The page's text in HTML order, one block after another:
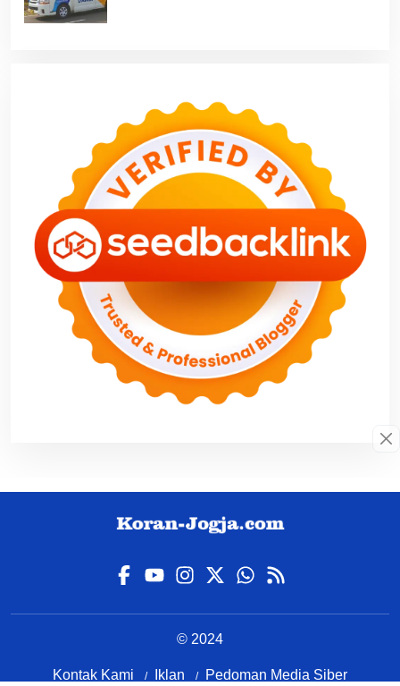
© 2024
Kontak Kami Iklan Pedoman Media Siber